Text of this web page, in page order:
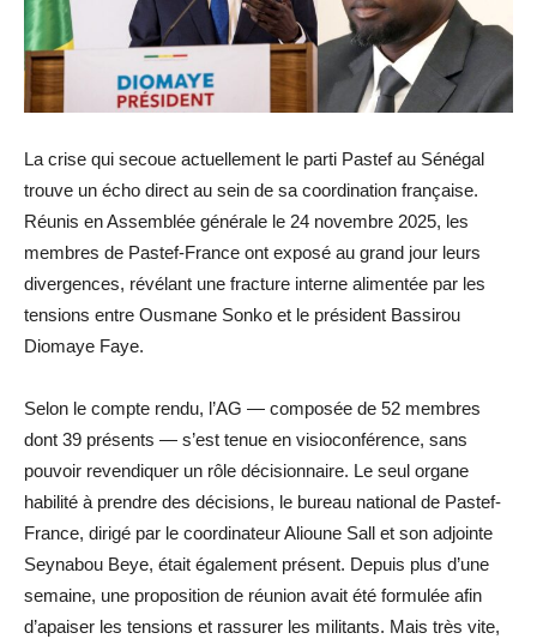
La crise qui secoue actuellement le parti Pastef au Sénégal
trouve un écho direct au sein de sa coordination française.
Réunis en Assemblée générale le 24 novembre 2025, les
membres de Pastef-France ont exposé au grand jour leurs
divergences, révélant une fracture interne alimentée par les
tensions entre Ousmane Sonko et le président Bassirou
Diomaye Faye.
Selon le compte rendu, l’AG — composée de 52 membres
dont 39 présents — s’est tenue en visioconférence, sans
pouvoir revendiquer un rôle décisionnaire. Le seul organe
habilité à prendre des décisions, le bureau national de Pastef-
France, dirigé par le coordinateur Alioune Sall et son adjointe
Seynabou Beye, était également présent. Depuis plus d’une
semaine, une proposition de réunion avait été formulée afin
d’apaiser les tensions et rassurer les militants. Mais très vite,